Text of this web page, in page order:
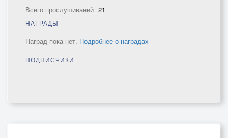
Всего прослушиваний 21
НАГРАДЫ
Наград пока нет. Подробнее о наградах
ПОДПИСЧИКИ